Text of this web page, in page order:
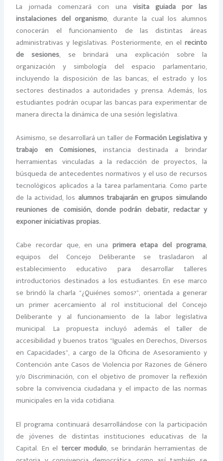
La jornada comenzará con una visita guiada por las
instalaciones del organismo, durante la cual los alumnos
conocerán el funcionamiento de las distintas áreas
administrativas y legislativas. Posteriormente, en el recinto
de sesiones, se brindará una explicación sobre la
organización y simbología del espacio parlamentario,
incluyendo la disposición de las bancas, el estrado y los
sectores destinados a autoridades y prensa. Además, los
estudiantes podrán ocupar las bancas para experimentar de
manera directa la dinámica de una sesión legislativa.
Asimismo, se desarrollará un taller deFormación Legislativa y
trabajo en Comisiones, instancia destinada a brindar
herramientas vinculadas a la redacción de proyectos, la
búsqueda de antecedentes normativos y el uso de recursos
tecnológicos aplicados a la tarea parlamentaria. Como parte
de la actividad, los alumnos trabajarán en grupos simulando
reuniones de comisión, donde podrán debatir, redactar y
exponer iniciativas propias.
Cabe recordar que, en una primera etapa del programa,
equipos del Concejo Deliberante se trasladaron al
establecimiento educativo para desarrollar talleres
introductorios destinados a los estudiantes. En ese marco
se brindó la charla “¿Quiénes somos?”, orientada a generar
un primer acercamiento al rol institucional del Concejo
Deliberante y al funcionamiento de la labor legislativa
municipal. La propuesta incluyó además el taller de
accesibilidad y buenos tratos “Iguales en Derechos, Diversos
en Capacidades”, a cargo de la Oficina de Asesoramiento y
Contención ante Casos de Violencia por Razones de Género
y/o Discriminación, con el objetivo de promover la reflexión
sobre la convivencia ciudadana y el impacto de las normas
municipales en la vida cotidiana.
El programa continuará desarrollándose con la participación
de jóvenes de distintas instituciones educativas de la
Capital. En el tercer modulo, se brindarán herramientas de